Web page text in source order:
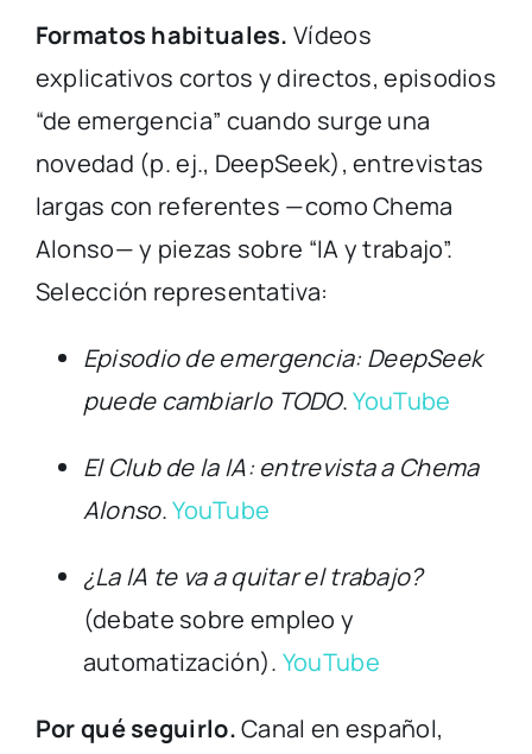
Formatos habituales. Vídeos
explicativos cortos y directos, episodios
“de emergencia” cuando surge una
novedad (p. ej., DeepSeek), entrevistas
largas con referentes —como Chema
Alonso— y piezas sobre “IA y trabajo”.
Selección representativa:
Episodio de emergencia: DeepSeek
puede cambiarlo TODO.YouTube
El Club de la IA: entrevista a Chema
Alonso.YouTube
¿La IA te va a quitar el trabajo?
(debate sobre empleo y
automatización). YouTube
Por qué seguirlo.Canal en español,